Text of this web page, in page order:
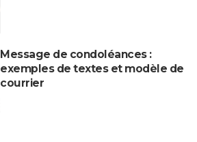
Message de condoléances :
exemples de textes et modèle de
courrier